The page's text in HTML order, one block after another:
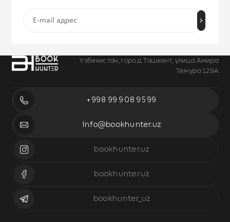
Узбекистан, город Ташкент, улица Амира
Темура 129А
+998 99 908 95 99
info@bookhunter.uz
bookhunter.uz
bookhunter.uz
bookhunter_uz